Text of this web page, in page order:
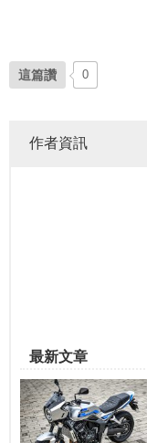
這篇讚 0
作者資訊
最新文章